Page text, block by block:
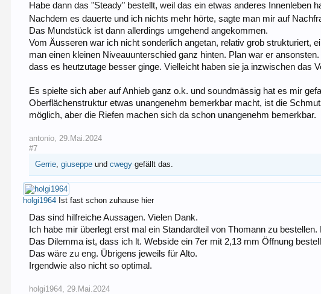
Habe dann das "Steady" bestellt, weil das ein etwas anderes Innenleben
Nachdem es dauerte und ich nichts mehr hörte, sagte man mir auf
Das Mundstück ist dann allerdings umgehend angekommen.
Vom Äusseren war ich nicht sonderlich angetan, relativ grob strukturiert,
man einen kleinen Niveauunterschied ganz hinten. Plan war er
dass es heutzutage besser ginge. Vielleicht haben sie ja inzwischen das
Es spielte sich aber auf Anhieb ganz o.k. und soundmässig hat es mir
Oberflächenstruktur etwas unangenehm bemerkbar macht, ist die
möglich, aber die Riefen machen sich da schon unangenehm bemerkbar.
antonio, 29.Mai.2024
#7
Gerrie,giuseppe undcwegy gefällt das.
holgi1964 Ist fast schon zuhause hier
Das sind hilfreiche Aussagen. Vielen Dank.
Ich habe mir überlegt erst mal ein Standardteil von Thomann zu bestellen.
Das Dilemma ist, dass ich lt. Webside ein 7er mit 2,13 mm Öffnung
Das wäre zu eng. Übrigens jeweils für Alto.
Irgendwie also nicht so optimal.
holgi1964, 29.Mai.2024